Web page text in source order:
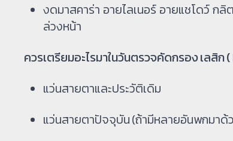
งดมาสคาร่า อายไลเนอร์ อายแชโดว์ ก
ล่วงหน้า
ควรเตรียมอะไรมาในวันตรวจคัดกรอง เลสิก
แว่นสายตาและประวัติเดิม
แว่นสายตาปัจจุบัน (ถ้ามีหลายอันพกมาด้